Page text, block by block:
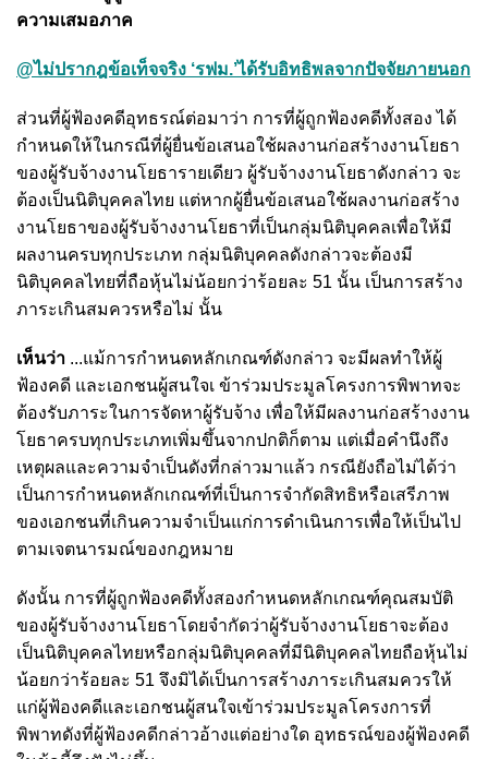
ความเสมอภาค
@ไม่ปรากฎข้อเท็จจริง ‘รฟม.’ได้รับอิทธิพลจากปัจจัยภายนอก
ส่วนที่ผู้ฟ้องคดีอุทธรณ์ต่อมาว่า การที่ผู้ถูกฟ้องคดีทั้งสอง ได้
กำหนดให้ในกรณีที่ผู้ยื่นข้อเสนอใช้ผลงานก่อสร้างงานโยธา
ของผู้รับจ้างงานโยธารายเดียว ผู้รับจ้างงานโยธาดังกล่าว จะ
ต้องเป็นนิติบุคคลไทย แต่หากผู้ยื่นข้อเสนอใช้ผลงานก่อสร้าง
งานโยธาของผู้รับจ้างงานโยธาที่เป็นกลุ่มนิติบุคคลเพื่อให้มี
ผลงานครบทุกประเภท กลุ่มนิติบุคคลดังกล่าวจะต้องมี
นิติบุคคลไทยที่ถือหุ้นไม่น้อยกว่าร้อยละ 51 นั้น เป็นการสร้าง
ภาระเกินสมควรหรือไม่ นั้น
เห็นว่า ...แม้การกำหนดหลักเกณฑ์ดังกล่าว จะมีผลทำให้ผู้
ฟ้องคดี และเอกชนผู้สนใจเ ข้าร่วมประมูลโครงการพิพาทจะ
ต้องรับภาระในการจัดหาผู้รับจ้าง เพื่อให้มีผลงานก่อสร้างงาน
โยธาครบทุกประเภทเพิ่มขึ้นจากปกติก็ตาม แต่เมื่อคำนึงถึง
เหตุผลและความจำเป็นดังที่กล่าวมาแล้ว กรณียังถือไม่ได้ว่า
เป็นการกำหนดหลักเกณฑ์ที่เป็นการจำกัดสิทธิหรือเสรีภาพ
ของเอกชนที่เกินความจำเป็นแก่การดำเนินการเพื่อให้เป็นไป
ตามเจตนารมณ์ของกฎหมาย
ดังนั้น การที่ผู้ถูกฟ้องคดีทั้งสองกำหนดหลักเกณฑ์คุณสมบัติ
ของผู้รับจ้างงานโยธาโดยจำกัดว่าผู้รับจ้างงานโยธาจะต้อง
เป็นนิติบุคคลไทยหรือกลุ่มนิติบุคคลที่มีนิติบุคคลไทยถือหุ้นไม่
น้อยกว่าร้อยละ 51 จึงมิได้เป็นการสร้างภาระเกินสมควรให้
แก่ผู้ฟ้องคดีและเอกชนผู้สนใจเข้าร่วมประมูลโครงการที่
พิพาทดังที่ผู้ฟ้องคดีกล่าวอ้างแต่อย่างใด อุทธรณ์ของผู้ฟ้องคดี